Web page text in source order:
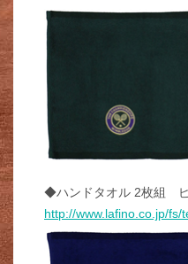
◆ハンドタオル 2枚組 ピ
http://www.lafino.co.jp/fs/